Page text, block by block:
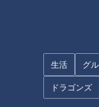
生活 グ
ドラゴンズ
た“初代ミスター
日本一のエース”
４年）に監督に就
の誕生が「打倒ジ